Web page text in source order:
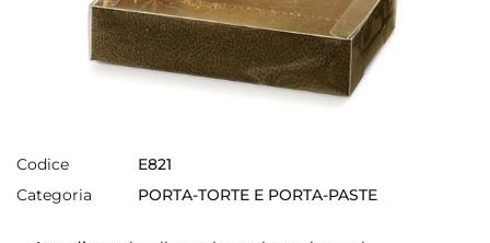
Codice
E821
Categoria
PORTA-TORTE E PORTA-PASTE